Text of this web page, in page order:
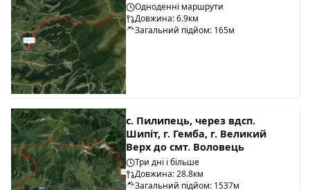
Одноденні маршрути
Довжина: 6.9км
Загальний підйом: 165м
с. Пилипець, через вдсп.
Шипіт, г. Гемба, г. Великий
Верх до смт. Воловець
Три дні і більше
Довжина: 28.8км
Загальний підйом: 1537м